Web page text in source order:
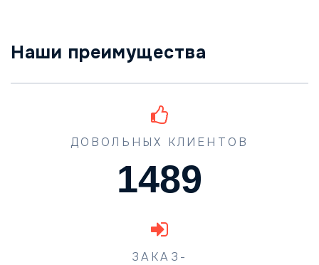
Наши преимущества
ДОВОЛЬНЫХ КЛИЕНТОВ
1489
ЗАКАЗ-